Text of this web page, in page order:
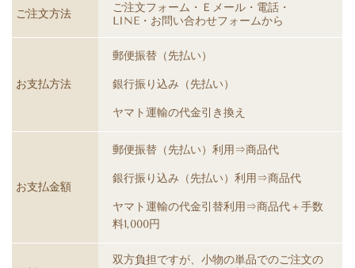
ご注文方法
ご注文フォーム・Ｅメール・電話・
LINE・お問い合わせフォームから
お支払方法
郵便振替（先払い）
銀行振り込み（先払い）
ヤマト運輸の代金引き換え
お支払金額
郵便振替（先払い）利用⇒商品代
銀行振り込み（先払い）利用⇒商品代
ヤマト運輸の代金引替利用⇒商品代＋手数
料1,000円
双方負担ですが、小物の単品でのご注文の